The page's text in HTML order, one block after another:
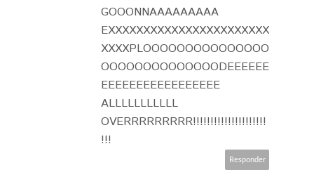
GOOONNAAAAAAAAA
EXXXXXXXXXXXXXXXXXXXXXXX
XXXXPLOOOOOOOOOOOOOOO
OOOOOOOOOOOOOODEEEEEE
EEEEEEEEEEEEEEEEE
ALLLLLLLLLLL
OVERRRRRRRRR!!!!!!!!!!!!!!!!!!!!!
!!!
Responder